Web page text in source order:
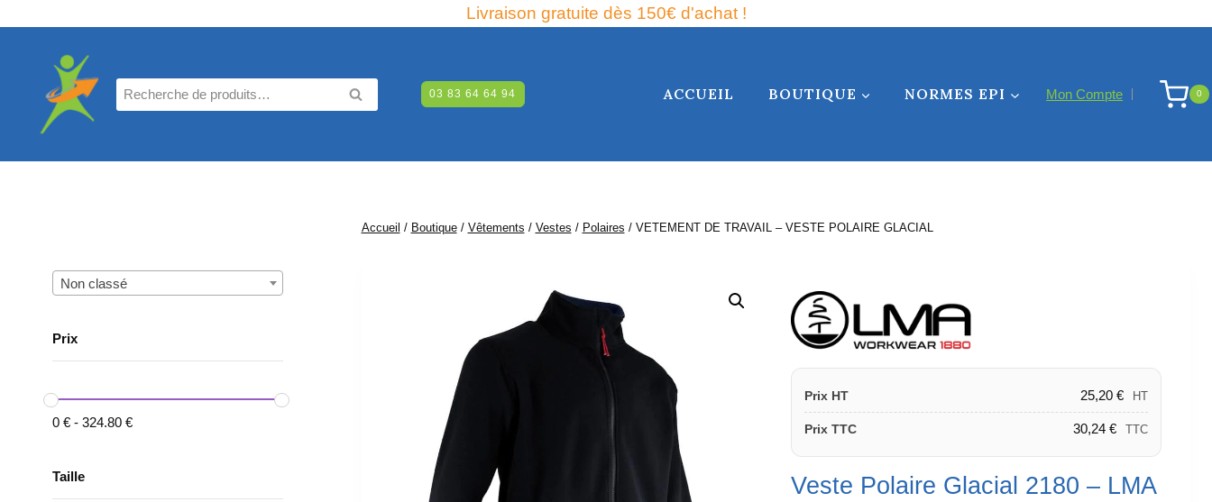
au
Livraison gratuite dès 150€ d'achat !
Recherche
pour :
RECHERCHE03 83 64 64 94 ACCUEIL BOUTIQUE NORMES EPI Mon Compte 0
Accueil / Boutique / Vêtements / Vestes / Polaires / VETEMENT DE TRAVAIL – VESTE POLAIRE GLACIAL
Prix HT 25,20 € HT
Prix TTC 30,24 € TTC
Veste Polaire Glacial 2180 – LMA
Non classé
Prix
0 € - 324.80 €
Taille